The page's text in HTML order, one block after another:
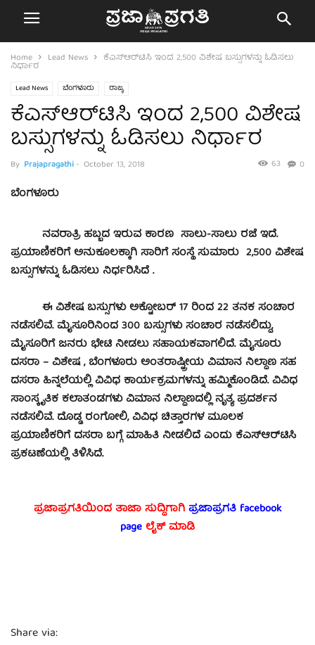
Home Lead News ಕೆಎಸ್ಆರ್‌ಟಿಸಿ ಇಂದ 2,500 ವಿಶೇಷ ಬಸ್ಸುಗಳನ್ನು ಓಡಿಸಲು
ನಿರ್ಧಾರ
Lead News ಬೆಂಗಳೂರು ರಾಜ್ಯ
ಕೆಎಸ್ಆರ್‌ಟಿಸಿ ಇಂದ 2,500 ವಿಶೇಷ
ಬಸ್ಸುಗಳನ್ನು ಓಡಿಸಲು ನಿರ್ಧಾರ
By Prajapragathi- October 13, 2018 0
63
ಬೆಂಗಳೂರು
ನವರಾತ್ರಿ ಹಬ್ಬದ ಇರುವ ಕಾರಣ ಸಾಲು-ಸಾಲು ರಜೆ ಇದೆ.
ಪ್ರಯಾಣಿಕರಿಗೆ ಅನುಕೂಲಕ್ಕಾಗಿ ಸಾರಿಗೆ ಸಂಸ್ಥೆ ಸುಮಾರು 2,500 ವಿಶೇಷ
ಬಸ್ಸುಗಳನ್ನು ಓಡಿಸಲು ನಿರ್ಧರಿಸಿದೆ .
ಈ ವಿಶೇಷ ಬಸ್ಸುಗಳು ಅಕ್ಟೋಬರ್ 17 ರಿಂದ 22 ತನಕ ಸಂಚಾರ
ನಡೆಸಲಿವೆ. ಮೈಸೂರಿನಿಂದ 300 ಬಸ್ಸುಗಳು ಸಂಚಾರ ನಡೆಸಲಿದ್ದು,
ಮೈಸೂರಿಗೆ ಜನರು ಭೇಟಿ ನೀಡಲು ಸಹಾಯಕವಾಗಲಿದೆ. ಮೈಸೂರು
ದಸರಾ – ವಿಶೇಷ , ಬೆಂಗಳೂರು ಅಂತರಾಷ್ಟ್ರೀಯ ವಿಮಾನ ನಿಲ್ದಾಣ ಸಹ
ದಸರಾ ಹಿನ್ನಲೆಯಲ್ಲಿ ವಿವಿಧ ಕಾರ್ಯಕ್ರಮಗಳನ್ನು ಹಮ್ಮಿಕೊಂಡಿದೆ. ವಿವಿಧ
ಸಾಂಸ್ಕೃತಿಕ ಕಲಾತಂಡಗಳು ವಿಮಾನ ನಿಲ್ದಾಣದಲ್ಲಿ ನೃತ್ಯ ಪ್ರದರ್ಶನ
ನಡೆಸಲಿವೆ. ದೊಡ್ಡ ರಂಗೋಲಿ, ವಿವಿಧ ಚಿತ್ತಾರಗಳ ಮೂಲಕ
ಪ್ರಯಾಣಿಕರಿಗೆ ದಸರಾ ಬಗ್ಗೆ ಮಾಹಿತಿ ನೀಡಲಿದೆ ಎಂದು ಕೆಎಸ್ಆರ್‌ಟಿಸಿ
ಪ್ರಕಟಣೆಯಲ್ಲಿ ತಿಳಿಸಿದೆ.
ಪ್ರಜಾಪ್ರಗತಿಯಿಂದ ತಾಜಾ ಸುದ್ದಿಗಾಗಿಪ್ರಜಾಪ್ರಗತಿ facebook
page ಲೈಕ್ ಮಾಡಿ
Share via: